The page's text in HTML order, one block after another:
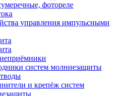
фотореле
управления импульсными
систем молниезащиты
и крепёж систем